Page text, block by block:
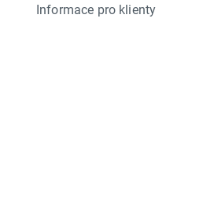
Informace pro klienty